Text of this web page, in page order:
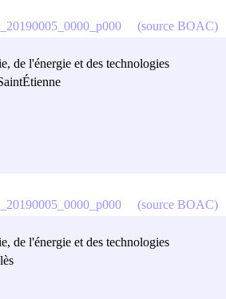
de l'énergie et des technologies
(source BOAC)
de l'énergie et des technologies
(source BOAC)